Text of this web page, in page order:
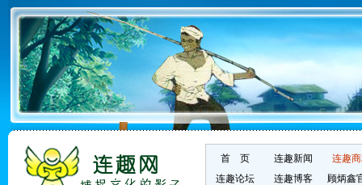
首 页 连趣新闻
连趣
连趣论坛
连趣博客 顾炳鑫